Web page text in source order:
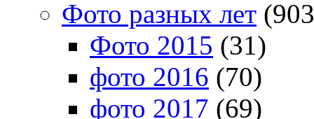
Фото разных лет
Фото 2015 (31)
фото 2016 (70)
фото 2017 (69)